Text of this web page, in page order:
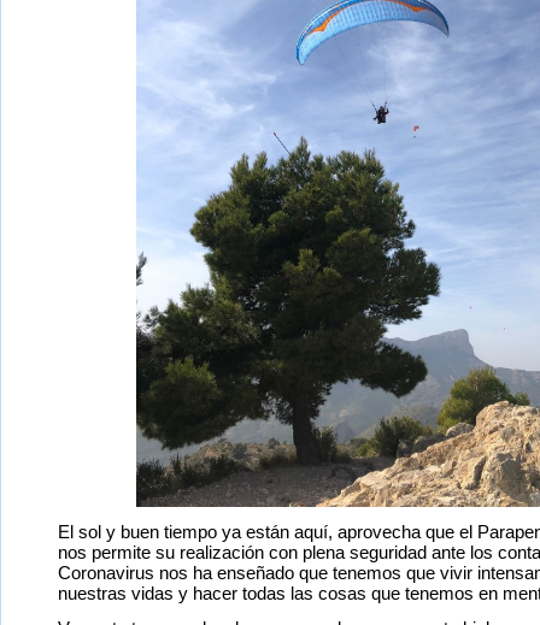
El sol y buen tiempo ya están aquí, aprovecha que el
nos permite su realización con plena seguridad ante los
Coronavirus nos ha enseñado que tenemos que vivir
nuestras vidas y hacer todas las cosas que tenemos en